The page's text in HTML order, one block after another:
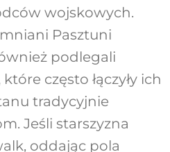
wojskowych.
Pasztuni
podlegali
często łączyły ich
tradycyjnie
Jeśli starszyzna
oddając pola